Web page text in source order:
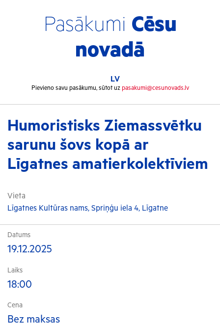
Pasākumi Cēsu
novadā
LV
Pievieno savu pasākumu, sūtot uz pasakumi@cesunovads.lv
Humoristisks Ziemassvētku
sarunu šovs kopā ar
Līgatnes amatierkolektīviem
Vieta
Līgatnes Kultūras nams, Spriņģu iela 4, Līgatne
Datums
19.12.2025
Laiks
18:00
Cena
Bez maksas